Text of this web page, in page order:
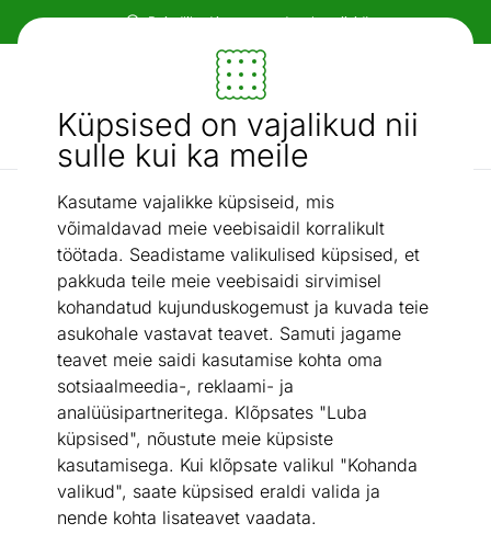
Küpsised on vajalikud nii
sulle kui ka meile
Kasutame vajalikke küpsiseid, mis
võimaldavad meie veebisaidil korralikult
töötada. Seadistame valikulised küpsised, et
pakkuda teile meie veebisaidi sirvimisel
kohandatud kujunduskogemust ja kuvada teie
asukohale vastavat teavet. Samuti jagame
teavet meie saidi kasutamise kohta oma
sotsiaalmeedia-, reklaami- ja
analüüsipartneritega. Klõpsates "Luba
küpsised", nõustute meie küpsiste
kasutamisega. Kui klõpsate valikul "Kohanda
valikud", saate küpsised eraldi valida ja
nende kohta lisateavet vaadata.
Paindlikud ja mugavad makseviisid!
Mööbel ja sisustus - ON24
Otsi...
AI otsing
Voodiraamid / Voodi 140x200 cm